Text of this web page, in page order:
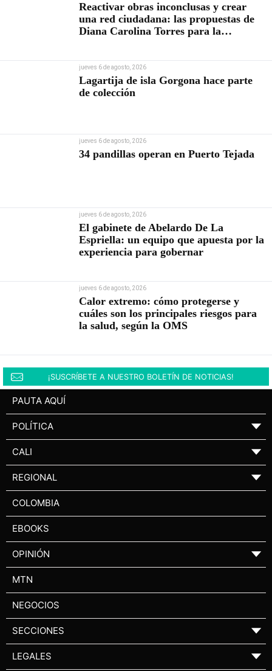
Reactivar obras inconclusas y crear
una red ciudadana: las propuestas de
Diana Carolina Torres para la
jueves 6 de agosto, 2026
Lagartija de isla Gorgona hace parte
de colección
jueves 6 de agosto, 2026
34 pandillas operan en Puerto Tejada
jueves 6 de agosto, 2026
El gabinete de Abelardo De La
Espriella: un equipo que apuesta por la
experiencia para gobernar
jueves 6 de agosto, 2026
Calor extremo: cómo protegerse y
cuáles son los principales riesgos para
la salud, según la OMS
¡SUSCRÍBETE A NUESTRO BOLETÍN DE NOTICIAS!
PAUTA AQUÍ
POLÍTICA ▼
CALI ▼
REGIONAL ▼
COLOMBIA
EBOOKS
OPINIÓN ▼
MTN
NEGOCIOS
SECCIONES ▼
LEGALES ▼